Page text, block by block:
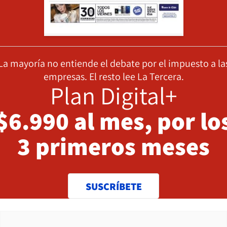
mayoría no entiende el debate por el impuesto a
empresas. El resto lee La Tercera.
Plan Digital+
al mes, por
3 primeros meses
SUSCRÍBETE